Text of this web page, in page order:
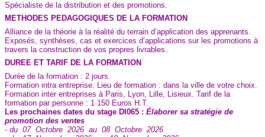
Spécialiste de la distribution et des promotions.
METHODES PEDAGOGIQUES DE LA FORMATION
Alliance de la théorie à la réalité du terrain d’application des apprenants.
Exposés, synthèses, cas et exercices d’applications sur les promotions à
travers la construction de vos propres livrables.
DUREE ET TARIF DE LA FORMATION
Durée de la formation : 2 jours.
Formation intra entreprise. Lieu de formation : dans la ville de votre choix.
Formation inter entreprises à Paris, Lyon, Lille, Lisieux. Tarif de la
formation par personne : 1 150 Euros H.T.
Les prochaines dates du stage DI065 : Élaborer sa stratégie de
promotion des ventes
- du 07 Octobre 2026 au 08 Octobre 2026